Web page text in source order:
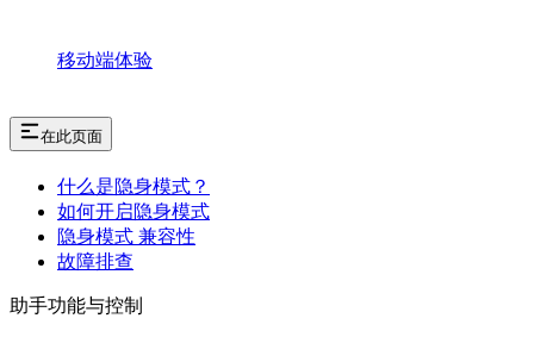
移动端体验
在此页面
什么是隐身模式？
如何开启隐身模式
隐身模式 兼容性
故障排查
助手功能与控制